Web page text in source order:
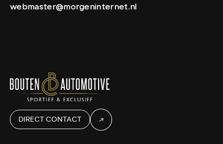
webmaster@morgeninternet.nl
DIRECT CONTACT